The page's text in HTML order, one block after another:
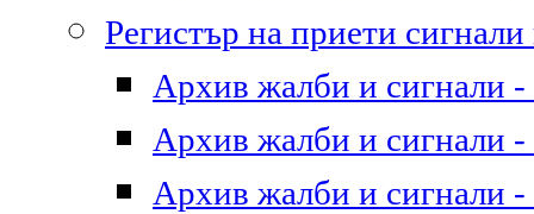
Регистър на приети
Архив жалби и сигнали -
Архив жалби и сигнали -
Архив жалби и сигнали -